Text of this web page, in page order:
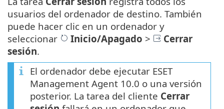
usuarios del ordenador de destino. También
puede hacer clic en un ordenador y
seleccionar
Inicio/Apagado >
Cerrar
sesión.
El ordenador debe ejecutar ESET
Management Agent 10.0 o una versión
posterior. La tarea del cliente Cerrar